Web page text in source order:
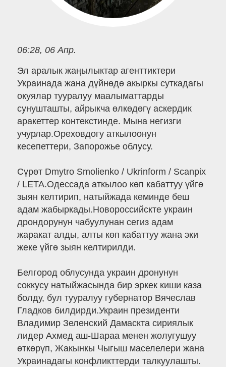
06:28, 06 Апр.
Эл аралык жаңылыктар агенттиктери
Украинада жана дүйнөдө акыркы суткадагы
окуялар тууралуу маалыматтарды
сунушташты, айрыкча өлкөдөгү аскердик
аракеттер контекстинде. Мына негизги
учурлар.Ореховдогу аткылоонун
кесепеттери, Запорожье облусу.
Сүрөт Dmytro Smolienko / Ukrinform / Scanpix
/ LETA.Одессада аткылоо көп кабаттуу үйгө
зыян келтирип, натыйжада кеминде беш
адам жабыркады.Новороссийскте украин
дрондорунун чабуулунан сегиз адам
жаракат алды, алты көп кабаттуу жана эки
жеке үйгө зыян келтирилди.
Белгород облусунда украин дронунун
соккусу натыйжасында бир эркек киши каза
болду, бул тууралуу губернатор Вячеслав
Гладков билдирди.Украин президенти
Владимир Зеленский Дамаскта сириялык
лидер Ахмед аш-Шараа менен жолугушуу
өткөрүп, Жакынкы Чыгыш маселелери жана
Украинадагы конфликттерди талкуулашты.